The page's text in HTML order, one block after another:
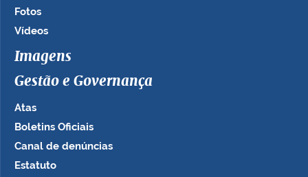
Fotos
Vídeos
Imagens
Gestão e Governança
Atas
Boletins Oficiais
Canal de denúncias
Estatuto